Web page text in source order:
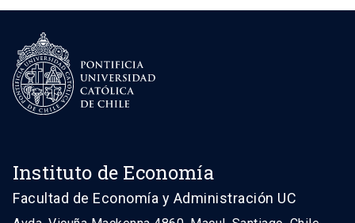
Instituto de Economía
Facultad de Economía y Administración UC